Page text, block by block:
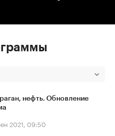
нефть. Обновление
2021, 09:50